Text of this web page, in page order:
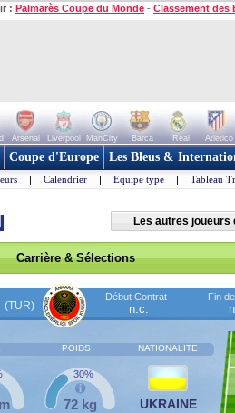
: Palmarès Coupe du Monde - Classement des
Arsenal Liverpool ManCity Barca Real Atletico
Coupe d'Europe Les Bleus &
| Calendrier | Equipe type | Tableau
Les autres joueurs
Carrière & Sélections
(TUR)
Début Contrat :
n.c.
Fin
POIDS NATIONALITE
72 kg
30%
UKRAINE